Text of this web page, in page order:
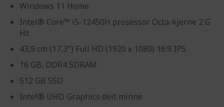
Windows 11 Home
Intel® Core™ i5-12450H prosessor Octa-kjerne 2 G
Hz
43,9 cm (17,3") Full HD (1920 x 1080) 16:9 IPS
16 GB, DDR4 SDRAM
512 GB SSD
Intel® UHD Graphics delt minne